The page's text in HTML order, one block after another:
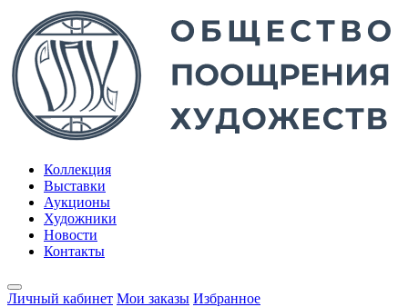
Коллекция
Выставки
Аукционы
Художники
Новости
Контакты
Личный кабинет Мои заказы Избранное